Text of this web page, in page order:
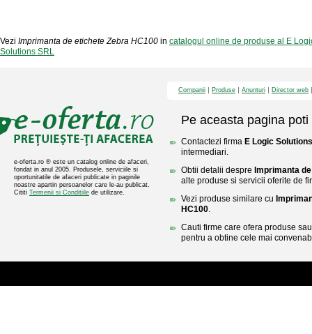
Vezi Imprimanta de etichete Zebra HC100 in catalogul online de produse al E
Solutions SRL
e-oferta.ro ® este un catalog online de afaceri,
fondat in anul 2005. Produsele, serviciile si
oportunitatile de afaceri publicate in paginile
noastre apartin persoanelor care le-au publicat.
Cititi Termenii si Conditiile de utilizare.
Companii Produse Anunturi Director web
Pe aceasta pagina poti
Contactezi firma E Logic
intermediari.
Obtii detalii despre Imprimanta
alte produse si servicii oferite de
Vezi produse similare cu
HC100.
Cauti firme care ofera produse
pentru a obtine cele mai